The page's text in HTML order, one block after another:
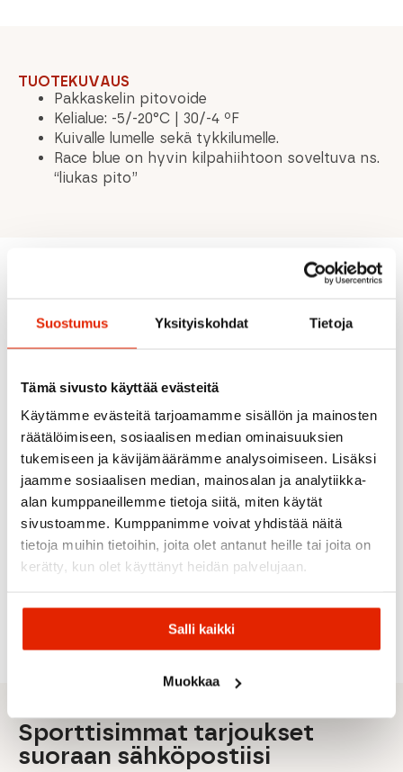
Suostumus Yksityiskohdat Tietoja
Tämä sivusto käyttää evästeitä
Käytämme evästeitä tarjoamamme sisällön ja mainosten
räätälöimiseen, sosiaalisen median ominaisuuksien
tukemiseen ja kävijämäärämme analysoimiseen. Lisäksi
jaamme sosiaalisen median, mainosalan ja analytiikka-
alan kumppaneillemme tietoja siitä, miten käytät
sivustoamme. Kumppanimme voivat yhdistää näitä
tietoja muihin tietoihin, joita olet antanut heille tai joita on
kerätty, kun olet käyttänyt heidän palvelujaan.
Salli kaikki
Muokkaa
TUOTEKUVAUS
Pakkaskelin pitovoide
Kelialue: -5/-20°C | 30/-4 ºF
Kuivalle lumelle sekä tykkilumelle.
Race blue on hyvin kilpahiihtoon soveltuva ns.
“liukas pito”
Swix
32,00€
Swix
Base
Klister
Spray
150ml
Swix
11,00€
Alkuperäinen
11,00 €.
Nykyinen
8,90 €.
Swix
V50
0°C
Vauhti
0,00€
Vauhti
Pure Race
Ldr 0-
10°C
Pitovoide
Swix
11,00€
Alkuperäinen
11,00 €.
Nykyinen
8,90 €.
Swix V45
0°C/-3°C
Swix
11,00€
11,00 €.
Nykyinen
8,90 €.
Swix V40
Sporttisimmat tarjoukset
suoraan sähköpostiisi